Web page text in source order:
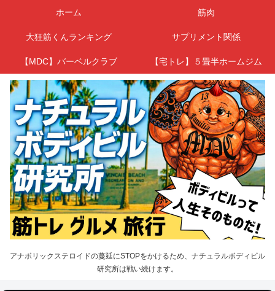
アナボリックステロイドの蔓延にSTOPをかけるため、ナチュラルボディビル
研究所は戦い続けます。
ホーム 筋肉
大狂筋くんランキング サプリメント関係
【MDC】バーベルクラブ 【宅トレ】５畳半ホームジム